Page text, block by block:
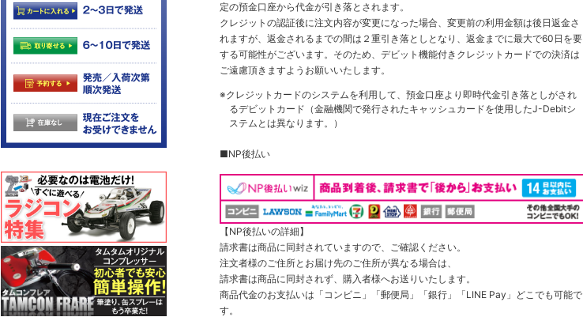
定の預金口座から代金が引き落とされます。
クレジットの認証後に注文内容が変更になった場合、変更前の利用金額は後日返金さ
れますが、返金されるまでの間は２重引き落としとなり、返金までに最大で60日を要
する可能性がございます。そのため、デビット機能付きクレジットカードでの決済は
ご遠慮頂きますようお願いいたします。
※クレジットカードのシステムを利用して、預金口座より即時代金引き落としがされ
るデビットカード（金融機関で発行されたキャッシュカードを使用したJ-Debitシ
ステムとは異なります。）
■NP後払い
【NP後払いの詳細】
請求書は商品に同封されていますので、ご確認ください。
注文者様のご住所とお届け先のご住所が異なる場合は、
請求書は商品に同封されず、購入者様へお送りいたします。
商品代金のお支払いは「コンビニ」「郵便局」「銀行」「LINE Pay」どこでも可能で
す。